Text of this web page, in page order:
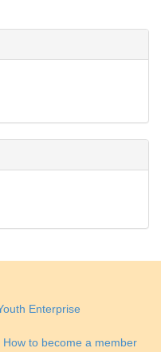
Enterprise
to become a member